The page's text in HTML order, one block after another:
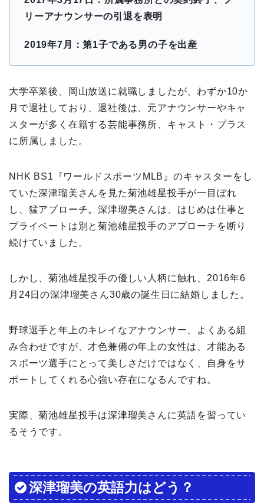
リーアナウンサーの引退を表明
2019年7月：第1子である男の子を出産
大学卒業後、岡山放送に就職しましたが、わずか10か
月で退社しており、退社後は、元アナウンサーやキャ
スターが多く在籍する芸能事務所、キャスト・プラス
に所属しました。
NHK BS1『ワールドスポーツMLB』のキャスターをし
ていた深津瑠美さんを見た菊池雄星投手が一目ぼれ
し、猛アプローチ。深津瑠美さんは、はじめは仕事と
プライベートは別と菊池雄星投手のアプローチを断り
続けていました。
しかし、菊池雄星投手の優しい人柄に触れ、2016年6
月24日の深津瑠美さん30歳の誕生日に結婚しました。
野球選手と年上のキレイなアナウンサー、よくある組
み合わせですが、才色兼備の年上の女性は、才能ある
スポーツ選手にとって美しさだけではなく、自身をサ
ポートしてくれる心強い存在になるんですね。
実際、菊池雄星投手は深津瑠美さんに英語を習ってい
るそうです。
深津瑠美の英語力はどう？